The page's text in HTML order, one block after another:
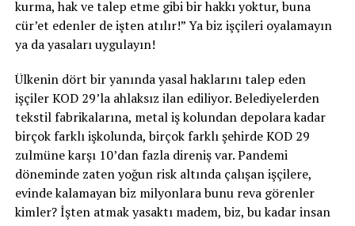
kurma, hak ve talep etme gibi bir hakkı yoktur, buna
cür’et edenler de işten atılır!” Ya biz işçileri oyalamayın
ya da yasaları uygulayın!
Ülkenin dört bir yanında yasal haklarını talep eden
işçiler KOD 29’la ahlaksız ilan ediliyor. Belediyelerden
tekstil fabrikalarına, metal iş kolundan depolara kadar
birçok farklı işkolunda, birçok farklı şehirde KOD 29
zulmüne karşı 10’dan fazla direniş var. Pandemi
döneminde zaten yoğun risk altında çalışan işçilere,
evinde kalamayan biz milyonlara bunu reva görenler
kimler? İşten atmak yasaktı madem, biz, bu kadar insan